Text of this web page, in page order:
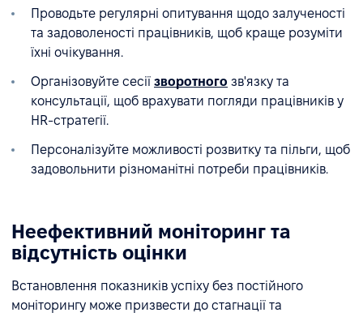
Проводьте регулярні опитування щодо залученості
та задоволеності працівників, щоб краще розуміти
їхні очікування.
Організовуйте сесії зворотного зв'язку та
консультації, щоб врахувати погляди працівників у
HR-стратегії.
Персоналізуйте можливості розвитку та пільги, щоб
задовольнити різноманітні потреби працівників.
Неефективний моніторинг та
відсутність оцінки
Встановлення показників успіху без постійного
моніторингу може призвести до стагнації та